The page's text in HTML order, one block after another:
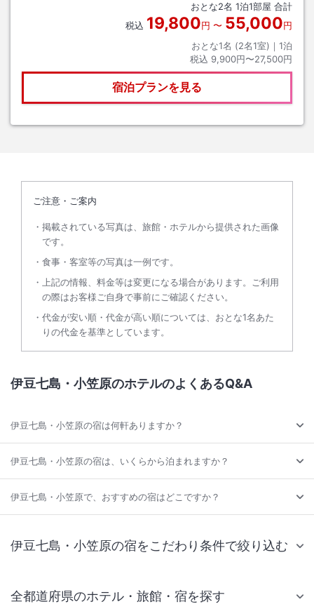
おとな2名 1泊1部屋 合計
税込 19,800円 〜 55,000円
おとな1名 (2名1室)｜ 1泊
税込 9,900円〜27,500円
宿泊プランを見る
ご注意・ご案内
掲載されている写真は、旅館・ホテルから提供された画像
です。
食事・客室等の写真は一例です。
上記の情報、料金等は変更になる場合があります。ご利用
の際はお客様ご自身で事前にご確認ください。
代金が安い順・代金が高い順については、おとな1名あた
りの代金を基準としています。
伊豆七島・小笠原のホテルのよくあるQ&A
伊豆七島・小笠原の宿は何軒ありますか？
伊豆七島・小笠原の宿は、いくらから泊まれますか？
伊豆七島・小笠原で、おすすめの宿はどこですか？
伊豆七島・小笠原の宿をこだわり条件で絞り込む
全都道府県のホテル・旅館・宿を探す